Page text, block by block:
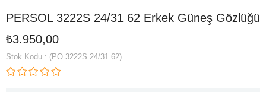
PERSOL 3222S 24/31 62 Erkek Güneş Gözlüğü
₺3.950,00
Stok Kodu (PO 3222S 24/31 62)